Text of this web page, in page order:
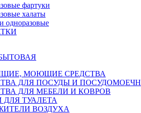
фартуки
халаты
одноразовые
МОЮЩИЕ СРЕДСТВА
ДЛЯ ПОСУДЫ И
ДЛЯ МЕБЕЛИ И КОВРОВ
ДЛЯ ТУАЛЕТА
ВОЗДУХА